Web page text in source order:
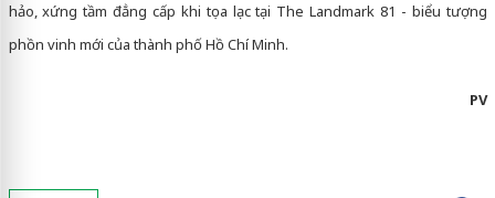
hảo, xứng tầm đẳng cấp khi tọa lạc tại The Landmark 81 - biểu tượng
phồn vinh mới của thành phố Hồ Chí Minh.
PV